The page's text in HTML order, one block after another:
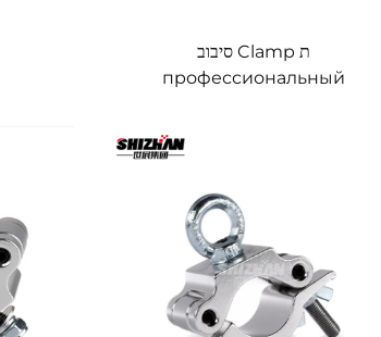
ת Clamp סיבוב
профессиональный